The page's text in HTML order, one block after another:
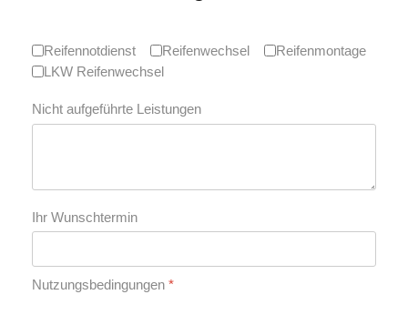
Reifennotdienst Reifenwechsel
Reifenmontage
LKW Reifenwechsel
Nicht aufgeführte Leistungen
Ihr Wunschtermin
Nutzungsbedingungen *